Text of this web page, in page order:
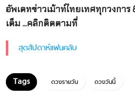
อัพเดทข่าวเม้าท์ไทยเทศทุกวงการ
เต็ม ...คลิกติดตามที่
สุดสัปดาห์แฟนคลับ
ดวงรายวัน ดวงวันนี้